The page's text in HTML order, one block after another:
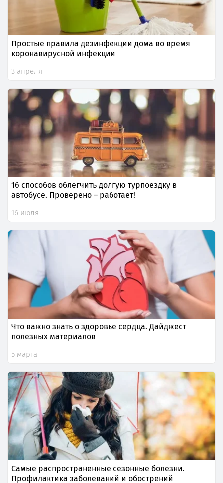
Простые правила дезинфекции дома во время
коронавирусной инфекции
3 апреля
16 способов облегчить долгую турпоездку в
автобусе. Проверено – работает!
16 июля
Что важно знать о здоровье сердца. Дайджест
полезных материалов
5 марта
Самые распространенные сезонные болезни.
Профилактика заболеваний и обострений